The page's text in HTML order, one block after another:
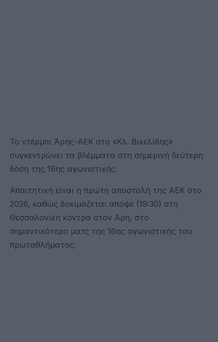
Το ντέρμπι Άρης-ΑΕΚ στο «Κλ. Βικελίδης»
συγκεντρώνει τα βλέμματα στη σημερινή δεύτερη
δόση της 16ης αγωνιστικής.
Απαιτητική είναι η πρώτη αποστολή της ΑΕΚ στο
2026, καθώς δοκιμάζεται απόψε (19:30) στη
Θεσσαλονίκη κόντρα στον Άρη, στο
σημαντικότερο ματς της 16ης αγωνιστικής του
πρωταθλήματος.